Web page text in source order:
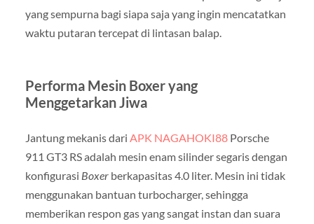
yang sempurna bagi siapa saja yang ingin mencatatkan
waktu putaran tercepat di lintasan balap.
Performa Mesin Boxer yang
Menggetarkan Jiwa
Jantung mekanis dari APK NAGAHOKI88Porsche
911 GT3 RS adalah mesin enam silinder segaris dengan
konfigurasi Boxerberkapasitas 4.0 liter. Mesin ini tidak
menggunakan bantuan turbocharger, sehingga
memberikan respon gas yang sangat instan dan suara